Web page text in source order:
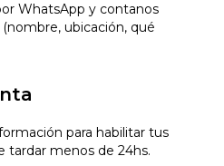
WhatsApp y contanos
ubicación, qué
para habilitar tus
tardar menos de 24hs.